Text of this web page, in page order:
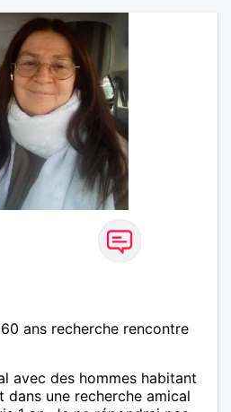
ans recherche rencontre
avec des hommes habitant
dans une recherche amical